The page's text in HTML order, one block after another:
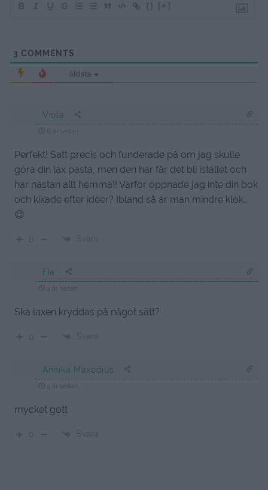
{} [+]
3 COMMENTS
äldsta
Viola
Perfekt! Satt precis och funderade på om jag skulle
göra din lax pasta, men den här får det bli istället och
har nästan allt hemma!! Varför öppnade jag inte din bok
och kikade efter idéer? Ibland så är man mindre klok…
😉
Svara
Fia
Ska laxen kryddas på något sätt?
Svara
Annika Maxedius
mycket gott
Svara